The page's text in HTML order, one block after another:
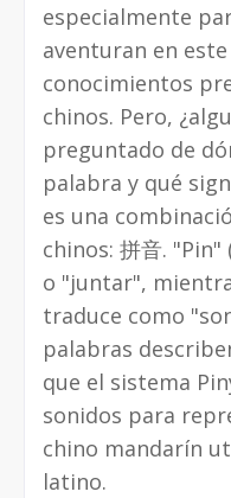
especialmente
aventuran en
conocimientos
chinos. Pero,
preguntado de
palabra y qué
es una
chinos: 拼音.
o "juntar",
traduce como
palabras
que el sistema
sonidos para
chino mandarín
latino.